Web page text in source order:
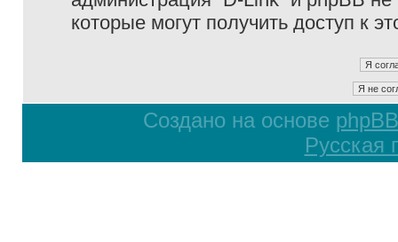
которые могут получить доступ к
Создано на основе phpBB
Русская